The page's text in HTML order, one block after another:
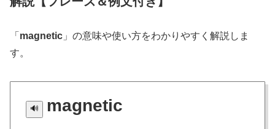
「 magnetic 」の意味や使い方をわかりやすく解説しま
す。
magnetic